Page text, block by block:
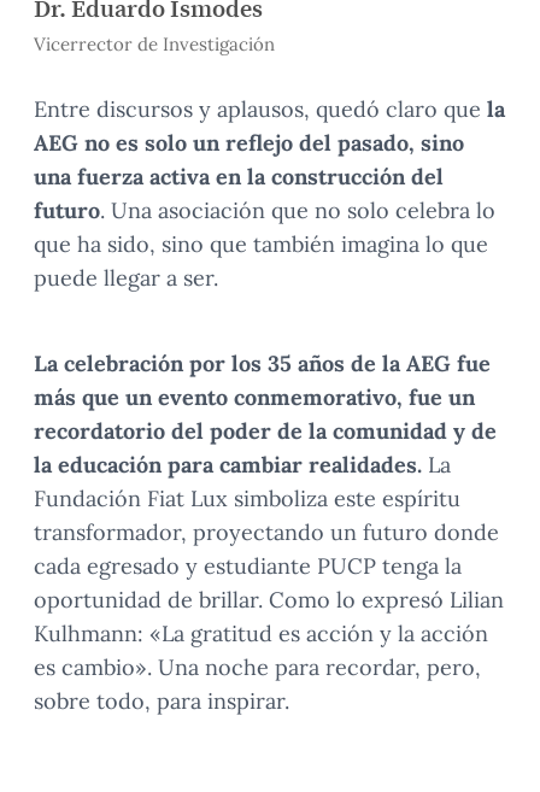
Dr. Eduardo Ismodes
Vicerrector de Investigación
Entre discursos y aplausos, quedó claro que la
AEG no es solo un reflejo del pasado, sino
una fuerza activa en la construcción del
futuro. Una asociación que no solo celebra lo
que ha sido, sino que también imagina lo que
puede llegar a ser.
La celebración por los 35 años de la AEG fue
más que un evento conmemorativo, fue un
recordatorio del poder de la comunidad y de
la educación para cambiar realidades. La
Fundación Fiat Lux simboliza este espíritu
transformador, proyectando un futuro donde
cada egresado y estudiante PUCP tenga la
oportunidad de brillar. Como lo expresó Lilian
Kulhmann: «La gratitud es acción y la acción
es cambio». Una noche para recordar, pero,
sobre todo, para inspirar.